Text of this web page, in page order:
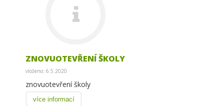
ZNOVUOTEVŘENÍ ŠKOLY
vloženo: 6.5.2020
znovuotevření školy
více informací